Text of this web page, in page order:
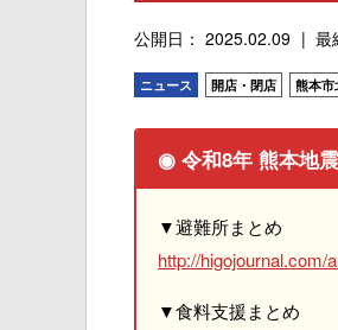
公開日： 2025.02.09 最
ニュース 開店・閉店 熊本市
◉ 令和8年 熊本地
▼避難所まとめ
http://
▼食料支援まとめ